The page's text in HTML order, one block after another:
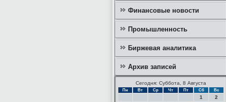
Финансовые новости
Промышленность
Биржевая аналитика
Архив записей
Сегодня: Суббота, 8 Августа
Пн Вт Ср Чт Пт Сб Вс
1
2